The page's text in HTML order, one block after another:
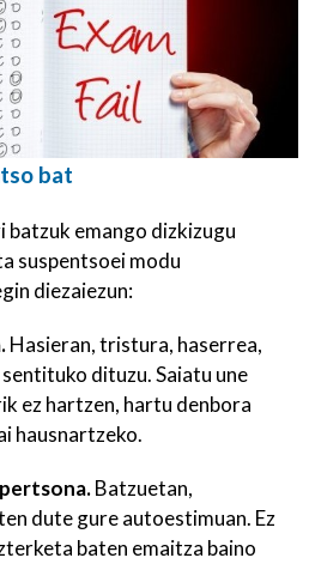
bat
batzuk emango dizkizugu
suspentsoei modu
diezaiezun:
Hasieran, tristura, haserrea,
dituzu. Saiatu une
ez hartzen, hartu denbora
hausnartzeko.
Batzuetan,
dute gure autoestimuan. Ez
baten emaitza baino